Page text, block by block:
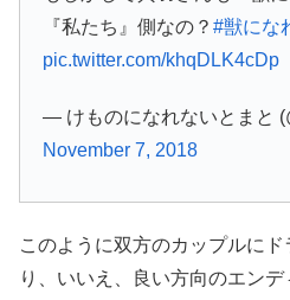
『私たち』側なの？#獣にな
pic.twitter.com/khqDLK4cDp
— けものになれないとまと
November 7, 2018
このように双方のカップルに
り、いいえ、良い方向のエン